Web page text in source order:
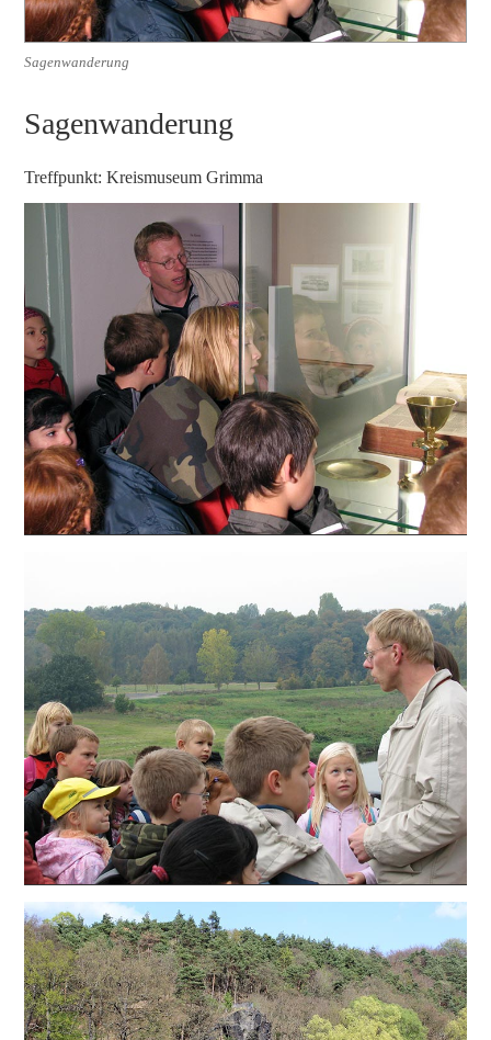
Sagenwanderung
Sagenwanderung
Treffpunkt: Kreismuseum Grimma